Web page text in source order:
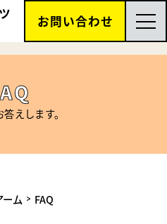
お問い合わせ
えします。
ーム FAQ